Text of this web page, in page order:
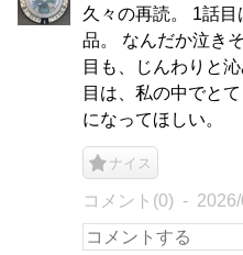
久々の再読。 1話
品。 なんだか泣き
目も、じんわりと
目は、私の中でと
になってほしい。
ナイス
コメント(0)